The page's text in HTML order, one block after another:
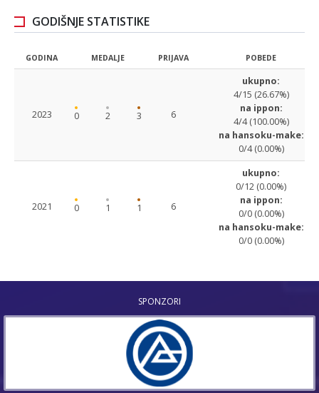
GODIŠNJE STATISTIKE
GODINA MEDALJE PRIJAVA POBEDE
2023 0 2 3 6
ukupno:
4/15 (26.67%)
na ippon:
4/4 (100.00%)
na hansoku-make:
0/4 (0.00%)
2021 0 1 1 6
ukupno:
0/12 (0.00%)
na ippon:
0/0 (0.00%)
na hansoku-make:
0/0 (0.00%)
SPONZORI